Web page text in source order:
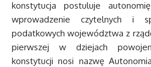
konstytucja postuluje
wprowadzenie czytelnych i
podatkowych województwa z
pierwszej w dziejach
konstytucji nosi nazwę